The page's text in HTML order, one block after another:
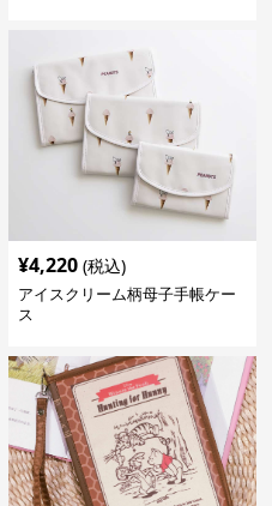
¥4,220 (税込)
アイスクリーム柄母子手帳ケー
ス